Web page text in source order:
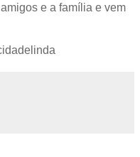
e a família e vem